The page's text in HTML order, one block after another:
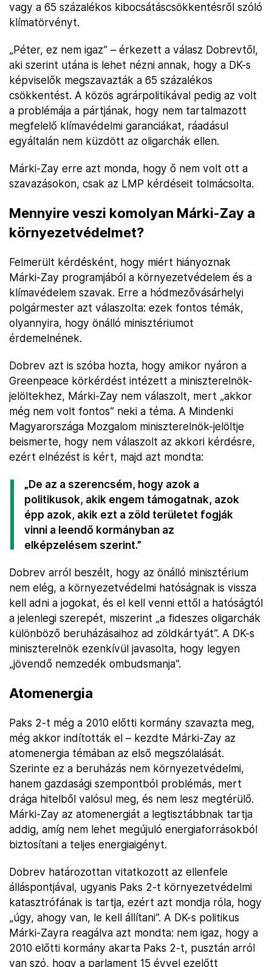
vagy a 65 százalékos kibocsátáscsökkentésről szóló
klímatörvényt.
„Péter, ez nem igaz” – érkezett a válasz Dobrevtől,
aki szerint utána is lehet nézni annak, hogy a DK-s
képviselők megszavazták a 65 százalékos
csökkentést. A közös agrárpolitikával pedig az volt
a problémája a pártjának, hogy nem tartalmazott
megfelelő klímavédelmi garanciákat, ráadásul
egyáltalán nem küzdött az oligarchák ellen.
Márki-Zay erre azt monda, hogy ő nem volt ott a
szavazásokon, csak az LMP kérdéseit tolmácsolta.
Mennyire veszi komolyan Márki-Zay a
környezetvédelmet?
Felmerült kérdésként, hogy miért hiányoznak
Márki-Zay programjából a környezetvédelem és a
klímavédelem szavak. Erre a hódmezővásárhelyi
polgármester azt válaszolta: ezek fontos témák,
olyannyira, hogy önálló minisztériumot
érdemelnének.
Dobrev azt is szóba hozta, hogy amikor nyáron a
Greenpeace körkérdést intézett a miniszterelnök-
jelöltekhez, Márki-Zay nem válaszolt, mert „akkor
még nem volt fontos” neki a téma. A Mindenki
Magyarországa Mozgalom miniszterelnök-jelöltje
beismerte, hogy nem válaszolt az akkori kérdésre,
ezért elnézést is kért, majd azt mondta:
„De az a szerencsém, hogy azok a
politikusok, akik engem támogatnak, azok
épp azok, akik ezt a zöld területet fogják
vinni a leendő kormányban az
elképzelésem szerint.”
Dobrev arról beszélt, hogy az önálló minisztérium
nem elég, a környezetvédelmi hatóságnak is vissza
kell adni a jogokat, és el kell venni ettől a hatóságtól
a jelenlegi szerepét, miszerint „a fideszes oligarchák
különböző beruházásaihoz ad zöldkártyát”. A DK-s
miniszterelnök ezenkívül javasolta, hogy legyen
„jövendő nemzedék ombudsmanja”.
Atomenergia
Paks 2-t még a 2010 előtti kormány szavazta meg,
még akkor indították el – kezdte Márki-Zay az
atomenergia témában az első megszólalását.
Szerinte ez a beruházás nem környezetvédelmi,
hanem gazdasági szempontból problémás, mert
drága hitelből valósul meg, és nem lesz megtérülő.
Márki-Zay az atomenergiát a legtisztábbnak tartja
addig, amíg nem lehet megújuló energiaforrásokból
biztosítani a teljes energiaigényt.
Dobrev határozottan vitatkozott az ellenfele
álláspontjával, ugyanis Paks 2-t környezetvédelmi
katasztrófának is tartja, ezért azt mondja róla, hogy
„úgy, ahogy van, le kell állítani”. A DK-s politikus
Márki-Zayra reagálva azt mondta: nem igaz, hogy a
2010 előtti kormány akarta Paks 2-t, pusztán arról
van szó, hogy a parlament 15 évvel ezelőtt